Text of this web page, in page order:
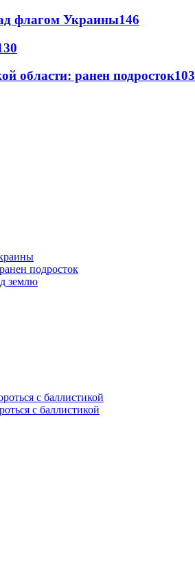
флагом Украины146
области: ранен подросток103
подросток
землю
с баллистикой